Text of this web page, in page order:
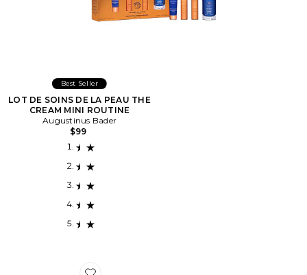
Best Seller
LOT DE SOINS DE LA PEAU THE
CREAM MINI ROUTINE
Augustinus Bader
$99